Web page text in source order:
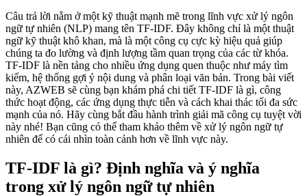
Câu trả lời nằm ở một kỹ thuật mạnh mẽ trong lĩnh vực xử lý ngôn
ngữ tự nhiên (NLP) mang tên TF-IDF. Đây không chỉ là một thuật
ngữ kỹ thuật khô khan, mà là một công cụ cực kỳ hiệu quả giúp
chúng ta đo lường và định lượng tầm quan trọng của các từ khóa.
TF-IDF là nền tảng cho nhiều ứng dụng quen thuộc như máy tìm
kiếm, hệ thống gợi ý nội dung và phân loại văn bản. Trong bài viết
này, AZWEB sẽ cùng bạn khám phá chi tiết TF-IDF là gì, công
thức hoạt động, các ứng dụng thực tiễn và cách khai thác tối đa sức
mạnh của nó. Hãy cùng bắt đầu hành trình giải mã công cụ tuyệt vời
này nhé! Bạn cũng có thể tham khảo thêm về xử lý ngôn ngữ tự
nhiên để có cái nhìn toàn cảnh hơn về lĩnh vực này.
TF-IDF là gì? Định nghĩa và ý nghĩa
trong xử lý ngôn ngữ tự nhiên